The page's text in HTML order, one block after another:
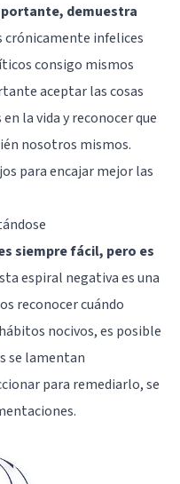
demuestra
crónicamente infelices
consigo mismos
aceptar las cosas
la vida y reconocer que
nosotros mismos.
para encajar mejor las
siempre fácil, pero es
espiral negativa es una
reconocer cuándo
nocivos, es posible
se lamentan
para remediarlo, se